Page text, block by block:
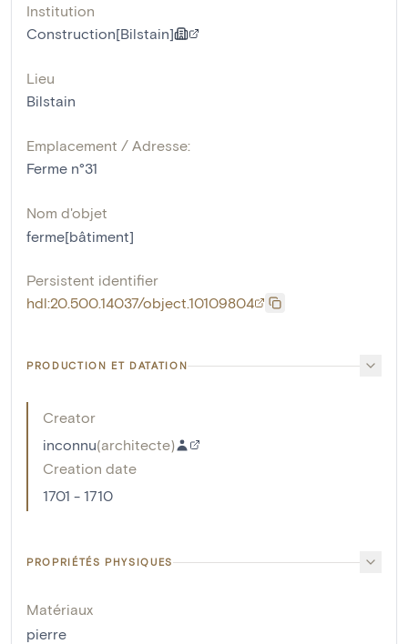
Institution
Construction[Bilstain]
Lieu
Bilstain
Emplacement / Adresse:
Ferme n°31
Nom d'objet
ferme[bâtiment]
Persistent identifier
hdl:20.500.14037/object.10109804
PRODUCTION ET DATATION
Creator
inconnu(architecte)
Creation date
1701 - 1710
PROPRIÉTÉS PHYSIQUES
Matériaux
pierre